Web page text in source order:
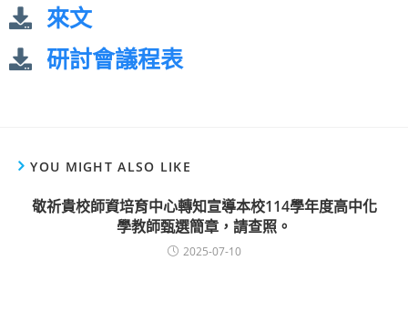
來文
研討會議程表
YOU MIGHT ALSO LIKE
敬祈貴校師資培育中心轉知宣導本校114學年度高中化
學教師甄選簡章，請查照。
2025-07-10